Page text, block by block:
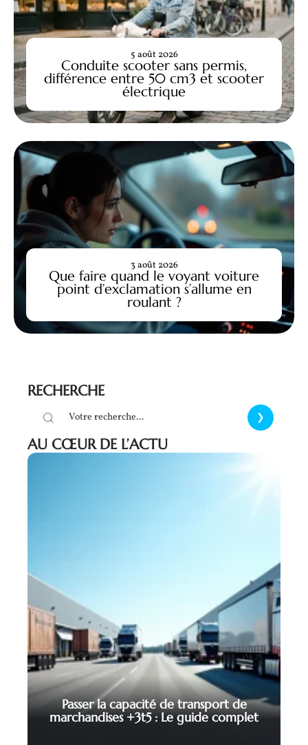
Conduite scooter sans permis,
différence entre 50 cm3 et scooter
électrique
5 août 2026
Que faire quand le voyant voiture
point d’exclamation s’allume en
roulant ?
3 août 2026
RECHERCHE
AU CŒUR DE L’ACTU
Passer la capacité de transport de
marchandises +3t5 : Le guide complet